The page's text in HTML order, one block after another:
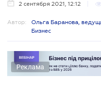
2 сентября 2021, 12:12
Автор:
Ольга Баранова,
Бизнес
Реклама